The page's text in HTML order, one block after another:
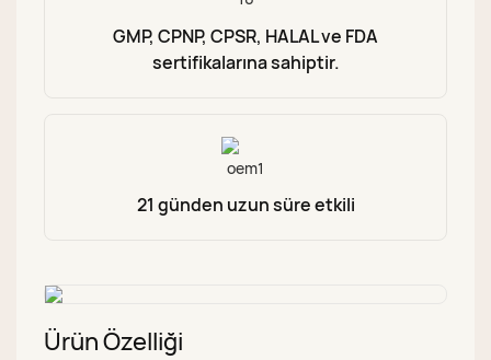
GMP, CPNP, CPSR, HALAL ve FDA
sertifikalarına sahiptir.
21 günden uzun süre etkili
Ürün Özelliği